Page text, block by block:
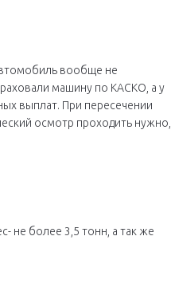
вообще не
машину по КАСКО, а у
выплат. При пересечении
осмотр проходить нужно,
не более 3,5 тонн, а так же